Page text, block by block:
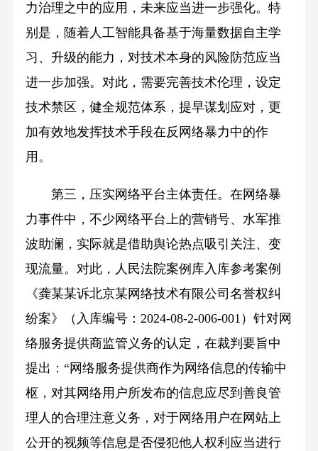
力治理之中的应用，未来应当进一步强化。特
别是，随着人工智能具备基于海量数据自主学
习、升级的能力，对技术本身的风险防范应当
进一步加强。对此，需要完善技术伦理，设定
技术禁区，健全规范体系，提早谋划应对，更
加有效地发挥技术手段在反网络暴力中的作
用。
第三，压实网络平台主体责任。在网络暴
力事件中，不少网络平台上的营销号、水军推
波助澜，实际就是借助舆论热点吸引关注、变
现流量。对此，人民法院案例库入库参考案例
《龚某某诉北京某网络技术有限公司名誉权纠
纷案》（入库编号：2024-08-2-006-001）针对网
络服务提供商监管义务的认定，在裁判要旨中
提出：“网络服务提供商作为网络信息的传输中
枢，对其网络用户所发布的信息应尽到善良管
理人的合理注意义务，对于网络用户在网站上
公开的视频等信息是否侵犯他人权利应当进行